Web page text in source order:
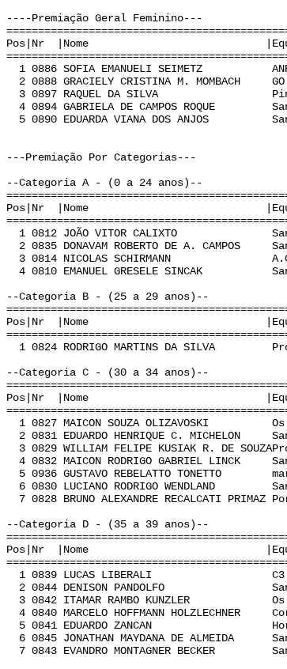
----Premiação Geral Feminino---
Pos|Nr |Nome |Equipe
1 0886 SOFIA EMANUELI SEIMETZ
2 0888 GRACIELY CRISTINA M.
3 0897 RAQUEL DA SILVA
4 0894 GABRIELA DE CAMPOS
5 0890 EDUARDA VIANA DOS ANJOS
---Premiação Por Categorias---
--Categoria A - (0 a 24 anos)--
Pos|Nr |Nome |Equipe
1 0812 JOÃO VITOR CALIXTO
2 0835 DONAVAM ROBERTO DE A.
3 0814 NICOLAS SCHIRMANN
4 0810 EMANUEL GRESELE SINCAK
--Categoria B - (25 a 29 anos)--
Pos|Nr |Nome |Equipe
1 0824 RODRIGO MARTINS DA SILVA
--Categoria C - (30 a 34 anos)--
Pos|Nr |Nome |Equipe
1 0827 MAICON SOUZA
2 0831 EDUARDO HENRIQUE C.
3 0829 WILLIAM FELIPE KUSIAK R. DE
4 0832 MAICON RODRIGO GABRIEL
5 0936 GUSTAVO REBELATTO
6 0830 LUCIANO RODRIGO
7 0828 BRUNO ALEXANDRE RECALCATI
--Categoria D - (35 a 39 anos)--
Pos|Nr |Nome |Equipe
1 0839 LUCAS LIBERALI C3
2 0844 DENISON PANDOLFO
3 0842 ITAMAR RAMBO KUNZLER
4 0840 MARCELO HOFFMANN
5 0841 EDUARDO ZANCAN
6 0845 JONATHAN MAYDANA DE
7 0843 EVANDRO MONTAGNER